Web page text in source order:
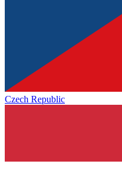
Czech Republic